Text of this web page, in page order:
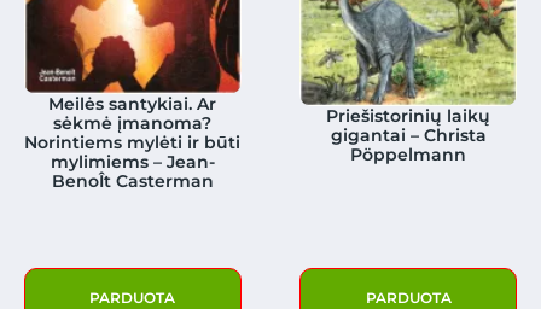
Meilės santykiai. Ar
sėkmė įmanoma?
Norintiems mylėti ir būti
mylimiems – Jean-
BenoÎt Casterman
PARDUOTA
Priešistorinių laikų
gigantai – Christa
Pöppelmann
PARDUOTA